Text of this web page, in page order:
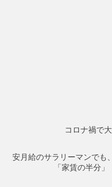
コロナ禍で
安月給のサラリーマンでも
「家賃の半分